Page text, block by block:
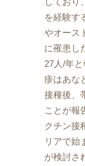
を経験す
やオース
に罹患し
27人/年
疹はあな
接種後、
ことが報
クチン接
リアで始
が検討さ